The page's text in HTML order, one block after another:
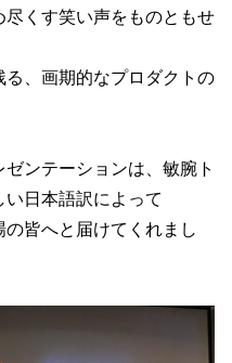
くす笑い声をものともせ
、画期的なプロダクトの
ンテーションは、敏腕ト
日本語訳によって
皆へと届けてくれまし